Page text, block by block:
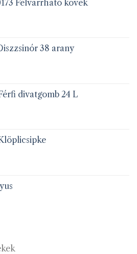
Felvarrható kövek
38 arany
divatgomb 24 L